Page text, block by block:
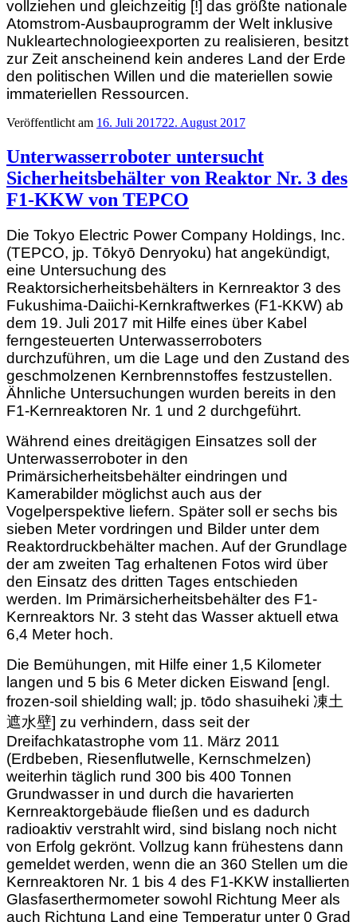
vollziehen und gleichzeitig [!] das größte nationale
Atomstrom-Ausbauprogramm der Welt inklusive
Nukleartechnologieexporten zu realisieren, besitzt
zur Zeit anscheinend kein anderes Land der Erde
den politischen Willen und die materiellen sowie
immateriellen Ressourcen.
Veröffentlicht am 16. Juli 201722. August 2017
Unterwasserroboter untersucht
Sicherheitsbehälter von Reaktor Nr. 3 des
F1-KKW von TEPCO
Die Tokyo Electric Power Company Holdings, Inc.
(TEPCO, jp. Tōkyō Denryoku) hat angekündigt,
eine Untersuchung des
Reaktorsicherheitsbehälters in Kernreaktor 3 des
Fukushima-Daiichi-Kernkraftwerkes (F1-KKW) ab
dem 19. Juli 2017 mit Hilfe eines über Kabel
ferngesteuerten Unterwasserroboters
durchzuführen, um die Lage und den Zustand des
geschmolzenen Kernbrennstoffes festzustellen.
Ähnliche Untersuchungen wurden bereits in den
F1-Kernreaktoren Nr. 1 und 2 durchgeführt.
Während eines dreitägigen Einsatzes soll der
Unterwasserroboter in den
Primärsicherheitsbehälter eindringen und
Kamerabilder möglichst auch aus der
Vogelperspektive liefern. Später soll er sechs bis
sieben Meter vordringen und Bilder unter dem
Reaktordruckbehälter machen. Auf der Grundlage
der am zweiten Tag erhaltenen Fotos wird über
den Einsatz des dritten Tages entschieden
werden. Im Primärsicherheitsbehälter des F1-
Kernreaktors Nr. 3 steht das Wasser aktuell etwa
6,4 Meter hoch.
Die Bemühungen, mit Hilfe einer 1,5 Kilometer
langen und 5 bis 6 Meter dicken Eiswand [engl.
frozen-soil shielding wall; jp. tōdo shasuiheki 凍土
遮水壁] zu verhindern, dass seit der
Dreifachkatastrophe vom 11. März 2011
(Erdbeben, Riesenflutwelle, Kernschmelzen)
weiterhin täglich rund 300 bis 400 Tonnen
Grundwasser in und durch die havarierten
Kernreaktorgebäude fließen und es dadurch
radioaktiv verstrahlt wird, sind bislang noch nicht
von Erfolg gekrönt. Vollzug kann frühestens dann
gemeldet werden, wenn die an 360 Stellen um die
Kernreaktoren Nr. 1 bis 4 des F1-KKW installierten
Glasfaserthermometer sowohl Richtung Meer als
auch Richtung Land eine Temperatur unter 0 Grad